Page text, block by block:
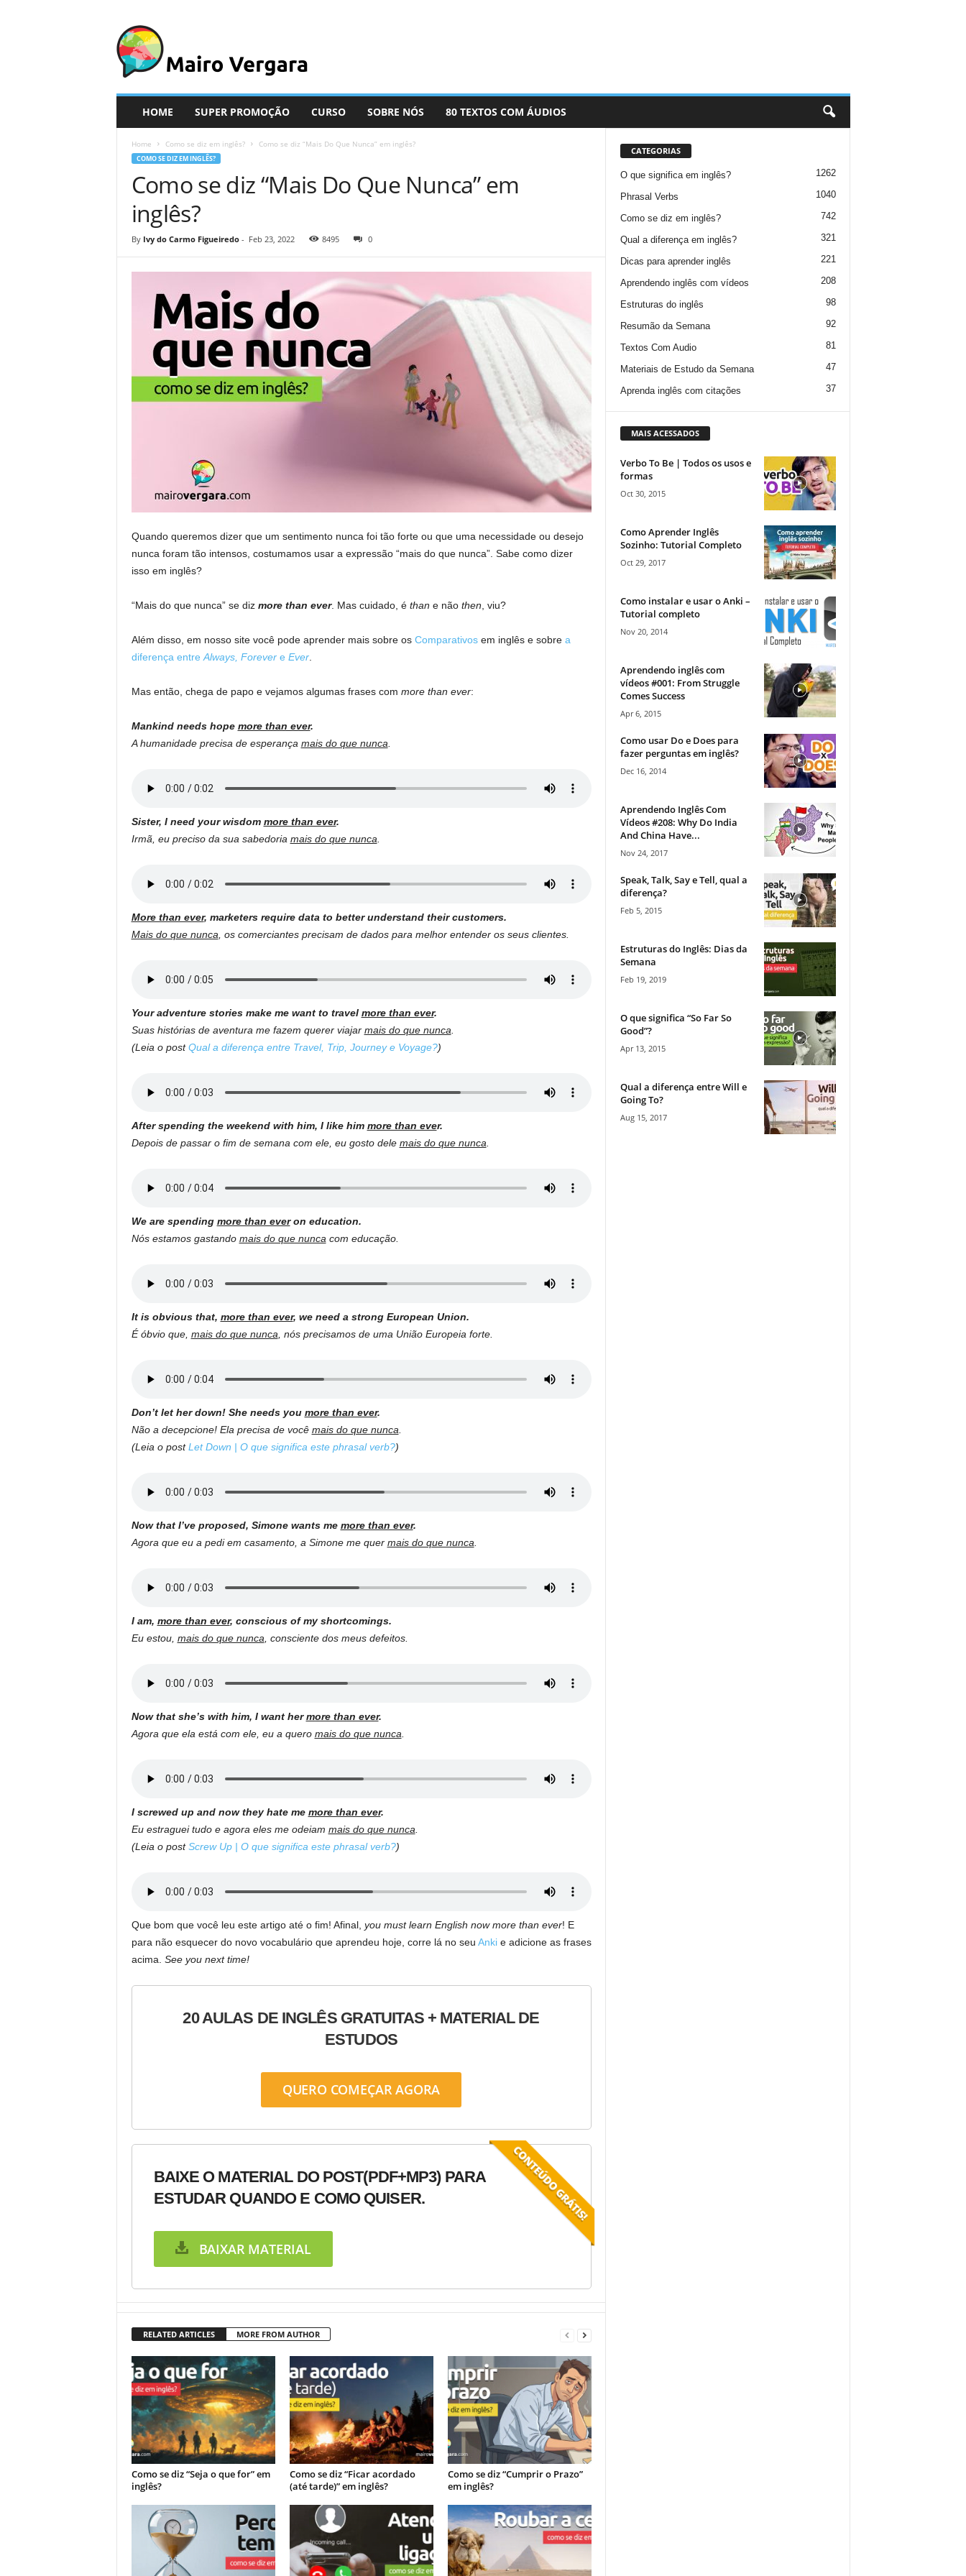
i
r
HOME SUPER PROMOÇÃO CURSO SOBRE NÓS 80 TEXTOS COM ÁUDIOS
Home Como se diz em inglês? Como se diz “Mais Do Que Nunca” em inglês?
COMO SE DIZ EM INGLÊS?
Como se diz “Mais Do Que Nunca” em
inglês?
By Ivy do Carmo Figueiredo- Feb 23, 2022 8495 0
Quando queremos dizer que um sentimento nunca foi tão forte ou que uma necessidade ou desejo
nunca foram tão intensos, costumamos usar a expressão “mais do que nunca”. Sabe como dizer
isso em inglês?
“Mais do que nunca” se diz more than ever. Mas cuidado, é than e não then , viu?
Além disso, em nosso site você pode aprender mais sobre os Comparativosem inglês e sobre a
diferença entre Always, Forevere Ever.
Mas então, chega de papo e vejamos algumas frases com more than ever:
Mankind needs hope more than ever.
A humanidade precisa de esperança mais do que nunca
Sister, I need your wisdom more than ever.
Irmã, eu preciso da sua sabedoria mais do que nunca
More than ever, marketers require data to better understand their customers.
Mais do que nunca , os comerciantes precisam de dados para melhor entender os seus clientes.
Your adventure stories make me want to travel more than ever.
Suas histórias de aventura me fazem querer viajar mais do que nunca
(Leia o postQual a diferença entre Travel, Trip, Journey e Voyage?)
After spending the weekend with him, I like him more than ever.
Depois de passar o fim de semana com ele, eu gosto dele mais do que nunca
We are spending more than everon education.
Nós estamos gastando mais do que nunca com educação.
It is obvious that, more than ever, we need a strong European Union.
É óbvio que, mais do que nunca , nós precisamos de uma União Europeia forte.
Don’t let her down! She needs you more than ever.
Não a decepcione! Ela precisa de você mais do que nunca
(Leia o postLet Down | O que significa este phrasal verb?)
Now that I’ve proposed, Simone wants me more than ever.
Agora que eu a pedi em casamento, a Simone me quer mais do que nunca
I am, more than ever, conscious of my shortcomings.
Eu estou, mais do que nunca , consciente dos meus defeitos.
Now that she’s with him, I want hermore than ever.
Agora que ela está com ele, eu a quero mais do que nunca
I screwed up and now they hate me more than ever.
Eu estraguei tudo e agora eles me odeiam mais do que nunca
(Leia o postScrew Up | O que significa este phrasal verb?)
Que bom que você leu este artigo até o fim! Afinal, you must learn English now more than ever! E
para não esquecer do novo vocabulário que aprendeu hoje, corre lá no seu Ankie adicione as frases
acima. See you next time!
20 AULAS DE INGLÊS GRATUITAS + MATERIAL DE
ESTUDOS
QUERO COMEÇAR AGORA
BAIXE O MATERIAL DO POST(PDF+MP3) PARA
ESTUDAR QUANDO E COMO QUISER.
BAIXAR MATERIAL
RELATED ARTICLES MORE FROM AUTHOR
Como se diz “Seja o que for” em
inglês?
Como se diz “Ficar acordado
(até tarde)” em inglês?
Como se diz “Cumprir o Prazo”
em inglês?
CATEGORIAS
O que significa em inglês? 1262
Phrasal Verbs 1040
Como se diz em inglês? 742
Qual a diferença em inglês? 321
Dicas para aprender inglês 221
Aprendendo inglês com vídeos 208
Estruturas do inglês 98
Resumão da Semana 92
Textos Com Audio 81
Materiais de Estudo da Semana 47
Aprenda inglês com citações 37
MAIS ACESSADOS
Verbo To Be | Todos os usos e
formas
Oct 30, 2015
Como Aprender Inglês
Sozinho: Tutorial Completo
Oct 29, 2017
Como instalar e usar o Anki –
Tutorial completo
Nov 20, 2014
Aprendendo inglês com
vídeos #001: From Struggle
Comes Success
Apr 6, 2015
Como usar Do e Does para
fazer perguntas em inglês?
Dec 16, 2014
Aprendendo Inglês Com
Vídeos #208: Why Do India
And China Have...
Nov 24, 2017
Speak, Talk, Say e Tell, qual a
diferença?
Feb 5, 2015
Estruturas do Inglês: Dias da
Semana
Feb 19, 2019
O que significa “So Far So
Good”?
Apr 13, 2015
Qual a diferença entre Will e
Going To?
Aug 15, 2017